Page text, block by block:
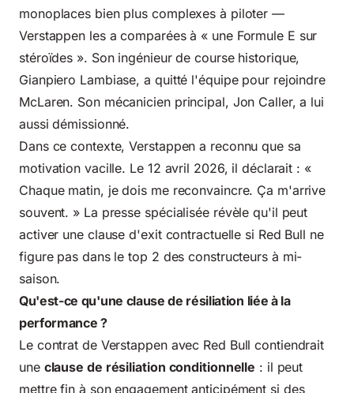
monoplaces bien plus complexes à piloter —
Verstappen les a comparées à « une Formule E sur
stéroïdes ». Son ingénieur de course historique,
Gianpiero Lambiase, a quitté l'équipe pour rejoindre
McLaren. Son mécanicien principal, Jon Caller, a lui
aussi démissionné.
Dans ce contexte, Verstappen a reconnu que sa
motivation vacille. Le 12 avril 2026, il déclarait : «
Chaque matin, je dois me reconvaincre. Ça m'arrive
souvent. » La presse spécialisée révèle qu'il peut
activer une clause d'exit contractuelle si Red Bull ne
figure pas dans le top 2 des constructeurs à mi-
saison.
Qu'est-ce qu'une clause de résiliation liée à la
performance ?
Le contrat de Verstappen avec Red Bull contiendrait
une clause de résiliation conditionnelle : il peut
mettre fin à son engagement anticipément si des